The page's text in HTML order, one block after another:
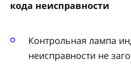
кода неисправности
Контрольная лампа
неисправности не